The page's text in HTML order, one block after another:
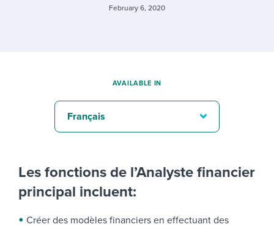
February 6, 2020
Les fonctions de l’Analyste financier
principal incluent:
Créer des modèles financiers en effectuant des
AVAILABLE IN
Français